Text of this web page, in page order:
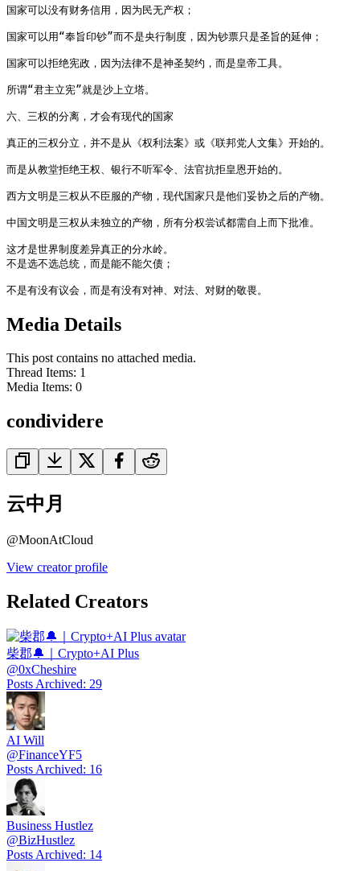
国家可以没有财务信用，因为民无产权；
国家可以用“奉旨印钞”而不是央行制度，因为钞票只是圣旨的延伸；
国家可以拒绝宪政，因为法律不是神圣契约，而是皇帝工具。
所谓“君主立宪”就是沙上立塔。
六、三权的分离，才会有现代的国家
真正的三权分立，并不是从《权利法案》或《联邦党人文集》开始的。
而是从教堂拒绝王权、银行不听军令、法官抗拒皇恩开始的。
西方文明是三权从不臣服的产物，现代国家只是他们妥协之后的产物。
中国文明是三权从未独立的产物，所有分权尝试都需自上而下批准。
这才是世界制度差异真正的分水岭。
不是选不选总统，而是能不能欠债；
不是有没有议会，而是有没有对神、对法、对财的敬畏。
Media Details
This post contains no attached media.
Thread Items: 1
Media Items: 0
condividere
云中月
@MoonAtCloud
View creator profile
Related Creators
柴郡🔔｜Crypto+AI Plus
@0xCheshire
Posts Archived: 29
AI Will
@FinanceYF5
Posts Archived: 16
Business Hustlez
@BizHustlez
Posts Archived: 14